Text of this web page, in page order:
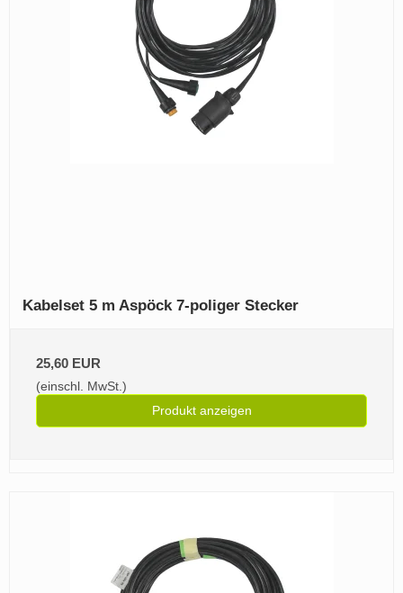
Kabelset 5 m Aspöck 7-poliger Stecker
25,60 EUR
(einschl. MwSt.)
Produkt anzeigen